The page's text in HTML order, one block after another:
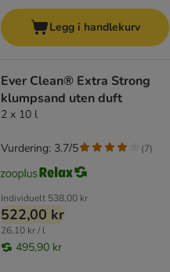
Legg i handlekurv
Ever Clean® Extra Strong
klumpsand uten duft
2 x 10 l
Individuelt 538,00 kr
522,00 kr
26,10 kr / l
495,90 kr
Vurdering: 3.7/5 (7)